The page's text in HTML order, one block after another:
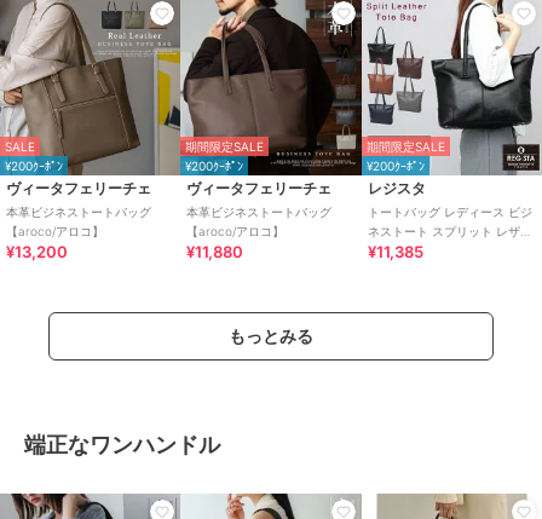
SALE
¥200ｸｰﾎﾟﾝ
ヴィータフェリーチェ
本革ビジネストートバッグ
【aroco/アロコ】
¥13,200
期間限定SALE
¥200ｸｰﾎﾟﾝ
ヴィータフェリーチェ
本革ビジネストートバッグ
【aroco/アロコ】
¥11,880
期間限定SALE
¥200ｸｰﾎﾟﾝ
レジスタ
トートバッグ レディース ビジ
ネストート スプリット レザー
牛床革
¥11,385
もっとみる
端正なワンハンドル